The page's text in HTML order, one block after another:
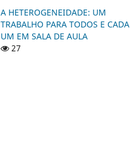
A HETEROGENEIDADE: UM
TRABALHO PARA TODOS E CADA
UM EM SALA DE AULA
27